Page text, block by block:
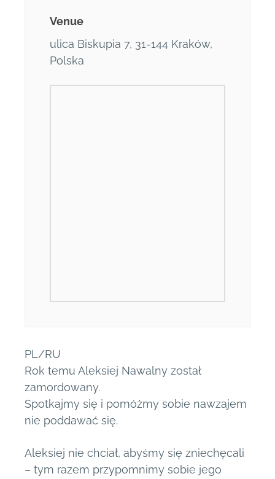
Venue
ulica Biskupia 7, 31-144 Kraków,
Polska
PL/RU
Rok temu Aleksiej Nawalny został
zamordowany.
Spotkajmy się i pomóżmy sobie nawzajem
nie poddawać się.
Aleksiej nie chciał, abyśmy się zniechęcali
– tym razem przypomnimy sobie jego